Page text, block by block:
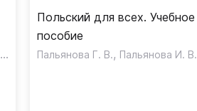
Польский для всех. Учебное
пособие
Пальянова Г. В., Пальянова И. В.